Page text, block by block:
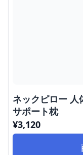
ネックピロー 人
サポート枕
¥3,120